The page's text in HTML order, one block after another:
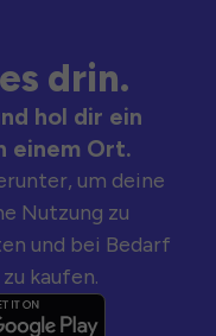
drin.
hol dir ein
einem Ort.
um deine
Nutzung zu
und bei Bedarf
kaufen.